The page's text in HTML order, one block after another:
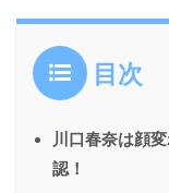
目次
川口春奈は顔
認！